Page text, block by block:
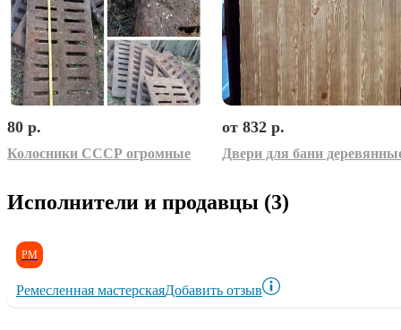
80 р.
Колосники СССР огромные
от 832 р.
Исполнители и продавцы (3)
РМ
Ремесленная мастерскаяДобавить отзыв